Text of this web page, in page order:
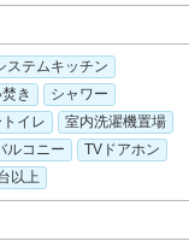
ステムキッチン
き
シャワー
イレ
室内洗濯機置場
ルコニー
TVドアホン
以上